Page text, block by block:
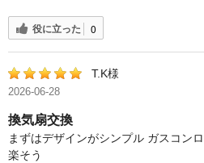
役に立った 0
T.K様
2026-06-28
換気扇交換
まずはデザインがシンプル ガスコン
楽そう